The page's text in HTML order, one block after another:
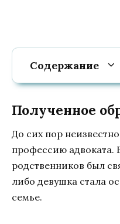
Содержание
Полученное
До сих пор
профессию адвоката.
родственников был
либо девушка стала
семье.